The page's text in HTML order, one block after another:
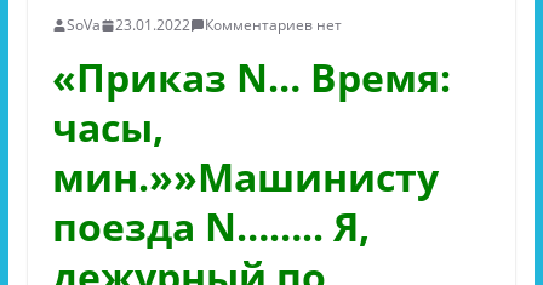
SoVa 23.01.2022 Комментариев нет
«Приказ N… Время:
часы,
мин.»»Машинисту
поезда N…….. Я,